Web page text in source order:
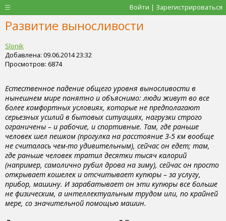
Войти | Зарегистрироваться
Развитие выносливости
Slonik
Добавлена: 09.06.2014 23:32
Просмотров: 6874
Естественное падение общего уровня выносливости в
нынешнем мире понятно и объяснимо: люди живут во все
более комфортных условиях, которые не предполагают
серьезных усилий в бытовых ситуациях, нагрузки строго
ограничены – и рабочие, и спортивные. Там, где раньше
человек шел пешком (прогулка на расстояние 3-5 км вообще
не считалась чем-то удивительным), сейчас он едет; там,
где раньше человек тратил десятки тысяч калорий
(например, самолично рубил дрова на зиму), сейчас он просто
открывает кошелек и отсчитывает купюры – за услугу,
прибор, машину. И зарабатывает он эти купюры все больше
не физическим, а интеллектуальным трудом или, по крайней
мере, со значительной помощью машин.